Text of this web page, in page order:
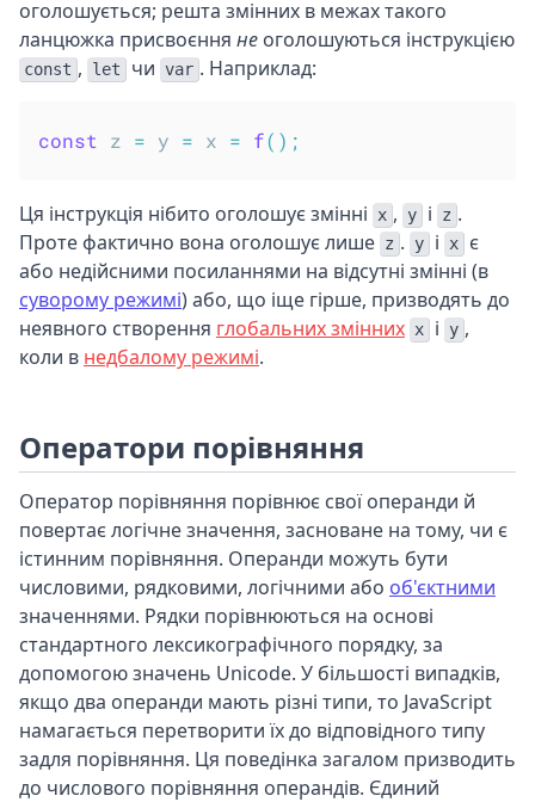
оголошується; решта змінних в межах такого
ланцюжка присвоєння не оголошуються інструкцією
const , let чи var . Наприклад:
const z = y = x = f( ) ;
Ця інструкція нібито оголошує змінні x , y і z .
Проте фактично вона оголошує лише z . y і x
є
або недійсними посиланнями на відсутні змінні (в
суворому режимі) або, що іще гірше, призводять до
неявного створення глобальних змінних x і y ,
коли в недбалому режимі.
Оператори порівняння
Оператор порівняння порівнює свої операнди й
повертає логічне значення, засноване на тому, чи є
істинним порівняння. Операнди можуть бути
числовими, рядковими, логічними або об'єктними
значеннями. Рядки порівнюються на основі
стандартного лексикографічного порядку, за
допомогою значень Unicode. У більшості випадків,
якщо два операнди мають різні типи, то JavaScript
намагається перетворити їх до відповідного типу
задля порівняння. Ця поведінка загалом призводить
до числового порівняння операндів. Єдиний